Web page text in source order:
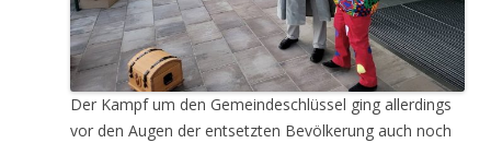
Der Kampf um den Gemeindeschlüssel ging allerdings
vor den Augen der entsetzten Bevölkerung auch noch